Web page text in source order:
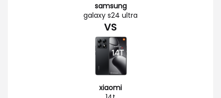
samsung
galaxy s24 ultra
VS
xiaomi